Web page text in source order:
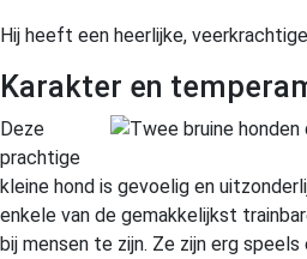
Hij heeft een heerlijke,
Karakter en
Deze
prachtige
kleine hond is gevoelig en
enkele van de gemakkelijkst
bij mensen te zijn. Ze zijn erg speels